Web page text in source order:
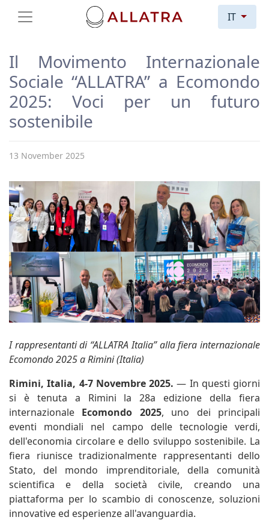
IT
Il Movimento Internazionale
Sociale “ALLATRA” a Ecomondo
2025: Voci per un futuro
sostenibile
13 November 2025
I rappresentanti di “ALLATRA Italia” alla fiera internazionale
Ecomondo 2025 a Rimini (Italia)
Rimini, Italia, 4-7 Novembre 2025.— In questi giorni
si è tenuta a Rimini la 28a edizione della fiera
internazionale Ecomondo 2025, uno dei principali
eventi mondiali nel campo delle tecnologie verdi,
dell'economia circolare e dello sviluppo sostenibile. La
fiera riunisce tradizionalmente rappresentanti dello
Stato, del mondo imprenditoriale, della comunità
scientifica e della società civile, creando una
piattaforma per lo scambio di conoscenze, soluzioni
innovative ed esperienze all'avanguardia.